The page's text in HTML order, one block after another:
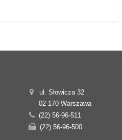
ul. Słowicza 32
02-170 Warszawa
(22) 56-96-511
(22) 56-96-500